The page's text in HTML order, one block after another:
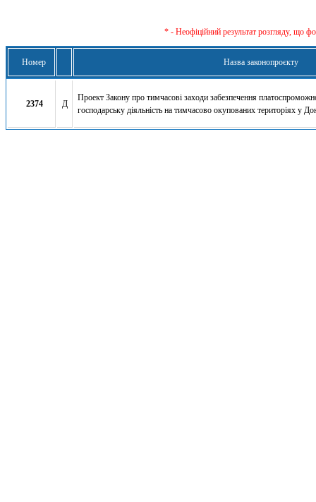
* - Неофіційний результат розгляду, що
Номер Назва законопроєкту
2374 Д
Проект Закону про тимчасові заходи забезпечення
господарську діяльність на тимчасово окупованих територіях у